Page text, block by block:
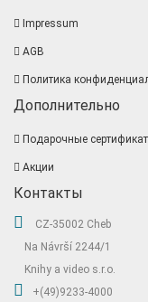
Impressum
AGB
Политика
Дополнительно
Подарочные
Акции
Контакты
CZ-35002 Cheb
Na Návrší 2244/1
Knihy a video s.r.o.
+(49)9233-4000